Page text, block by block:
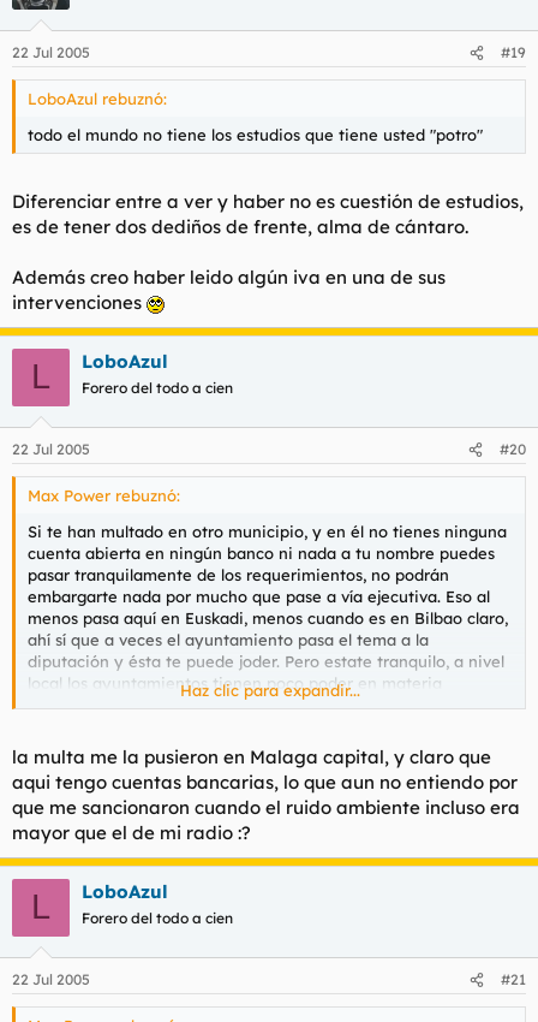
22 Jul 2005 #19
LoboAzul rebuznó:
todo el mundo no tiene los estudios que tiene usted "potro"
Diferenciar entre a ver y haber no es cuestión de estudios,
es de tener dos dediños de frente, alma de cántaro.
Además creo haber leido algún iva en una de sus
intervenciones
L LoboAzul
Forero del todo a cien
22 Jul 2005 #20
Max Power rebuznó:
Si te han multado en otro municipio, y en él no tienes ninguna
cuenta abierta en ningún banco ni nada a tu nombre puedes
pasar tranquilamente de los requerimientos, no podrán
embargarte nada por mucho que pase a vía ejecutiva. Eso al
menos pasa aquí en Euskadi, menos cuando es en Bilbao claro,
ahí sí que a veces el ayuntamiento pasa el tema a la
diputación y ésta te puede joder. Pero estate tranquilo, a nivel
local los ayuntamientos tienen poco poder en materia
sancionadora.
Haz clic para expandir...
la multa me la pusieron en Malaga capital, y claro que
aqui tengo cuentas bancarias, lo que aun no entiendo por
que me sancionaron cuando el ruido ambiente incluso era
mayor que el de mi radio :?
L LoboAzul
Forero del todo a cien
22 Jul 2005 #21